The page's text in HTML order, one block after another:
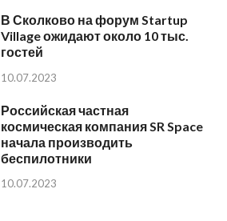
В Сколково на форум Startup
Village ожидают около 10 тыс.
гостей
10.07.2023
Российская частная
космическая компания SR Space
начала производить
беспилотники
10.07.2023